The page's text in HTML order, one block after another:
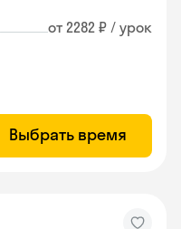
от 2282 ₽ / урок
Выбрать время